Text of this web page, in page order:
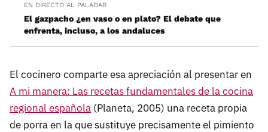
EN DIRECTO AL PALADAR
El gazpacho ¿en vaso o en plato? El debate que
enfrenta, incluso, a los andaluces
El cocinero comparte esa apreciación al presentar en
A mi manera: Las recetas fundamentales de la cocina
regional española (Planeta, 2005) una receta propia
de porra en la que sustituye precisamente el pimiento